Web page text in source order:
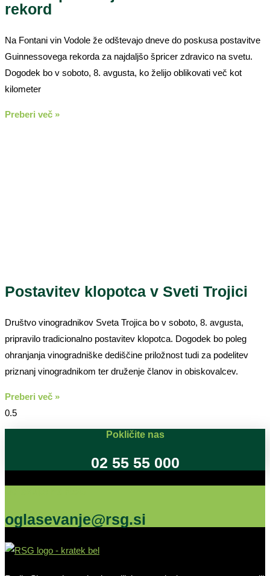
rekord
Na Fontani vin Vodole že odštevajo dneve do poskusa postavitve
Guinnessovega rekorda za najdaljšo špricer zdravico na svetu.
Dogodek bo v soboto, 8. avgusta, ko želijo oblikovati več kot
kilometer
Preberi več »
Postavitev klopotca v Sveti Trojici
Društvo vinogradnikov Sveta Trojica bo v soboto, 8. avgusta,
pripravilo tradicionalno postavitev klopotca. Dogodek bo poleg
ohranjanja vinogradniške dediščine priložnost tudi za podelitev
priznanj vinogradnikom ter druženje članov in obiskovalcev.
Preberi več »
Pokličite nas
02 55 55 000
oglasevanje@rsg.si